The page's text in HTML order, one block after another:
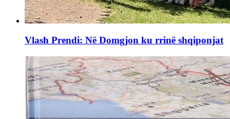
Vlash Prendi: Në Domgjon ku rrinë shqiponjat